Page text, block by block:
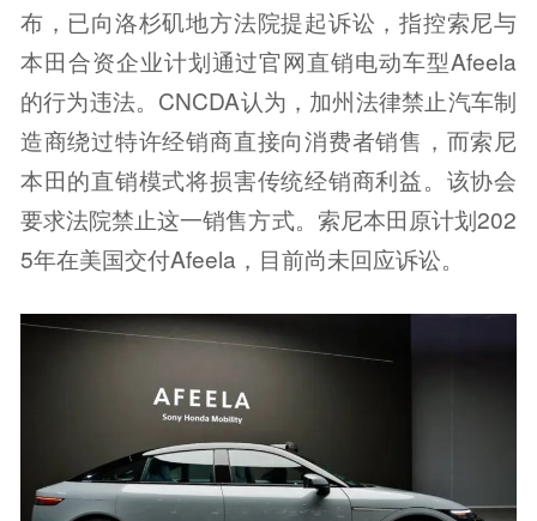
布，已向洛杉矶地方法院提起诉讼，指控索尼与
本田合资企业计划通过官网直销电动车型Afeela
的行为违法。CNCDA认为，加州法律禁止汽车制
造商绕过特许经销商直接向消费者销售，而索尼
本田的直销模式将损害传统经销商利益。该协会
要求法院禁止这一销售方式。索尼本田原计划202
5年在美国交付Afeela，目前尚未回应诉讼。